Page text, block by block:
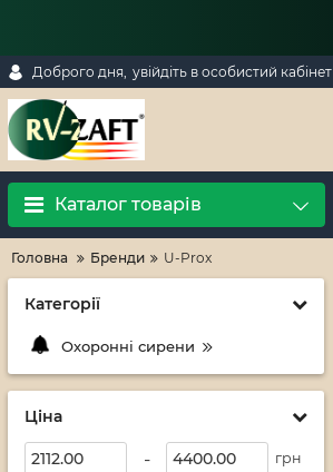
Доброго дня, увійдіть в особистий кабінет
Каталог товарів
Головна Бренди U-Prox
Категорії
Охоронні сирени
Ціна
- грн